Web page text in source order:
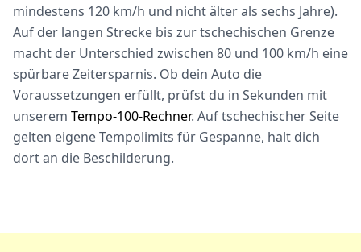
mindestens 120 km/h und nicht älter als sechs Jahre).
Auf der langen Strecke bis zur tschechischen Grenze
macht der Unterschied zwischen 80 und 100 km/h eine
spürbare Zeitersparnis. Ob dein Auto die
Voraussetzungen erfüllt, prüfst du in Sekunden mit
unserem Tempo-100-Rechner. Auf tschechischer Seite
gelten eigene Tempolimits für Gespanne, halt dich
dort an die Beschilderung.